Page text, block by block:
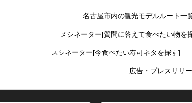
名古屋市内の観光モデルルート一
メシネーター[質問に答えて食べたい物を
スシネーター[今食べたい寿司ネタを探す]
広告・プレスリリ